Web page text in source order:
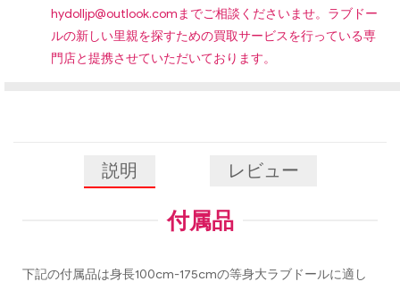
hydolljp@outlook.comまでご相談くださいませ。ラブドー
ルの新しい里親を探すための買取サービスを行っている専
門店と提携させていただいております。
説明 レビュー
付属品
下記の付属品は身長100cm-175cmの等身大ラブドールに適し